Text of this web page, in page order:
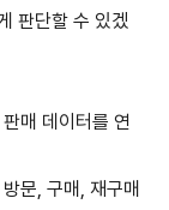
판단할 수 있겠
매 데이터를 연
문 구매
재구매